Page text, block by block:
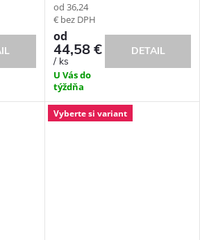
od 36,24
€ bez DPH
od
44,58 €
/ ks
U Vás do
týždňa
DETAIL
Vyberte si variant